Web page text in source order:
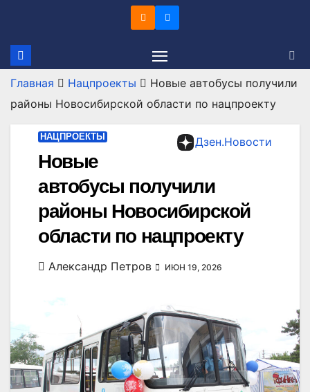
содержимому
Главная Нацпроекты
Новые автобусы получили
районы Новосибирской области по нацпроекту
Дзен.Новости
НАЦПРОЕКТЫ
Новые
автобусы получили
районы Новосибирской
области по нацпроекту
Александр Петров ИЮН 19, 2026